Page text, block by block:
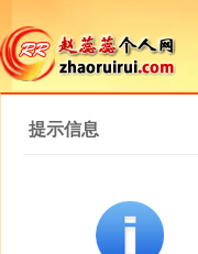
提示信息